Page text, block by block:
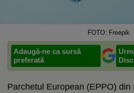
FOTO: Freepik
Adaugă-ne ca sursă
preferată
Parchetul European (EPPO) din